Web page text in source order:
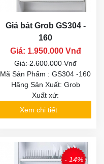
Giá bát Grob GS304 -
160
Giá: 1.950.000 Vnđ
Giá: 2.600.000 Vnđ
Mã Sản Phẩm : GS304 -160
Hãng Sản Xuất: Grob
Xuất xứ:
Xem chi tiết
- 14%